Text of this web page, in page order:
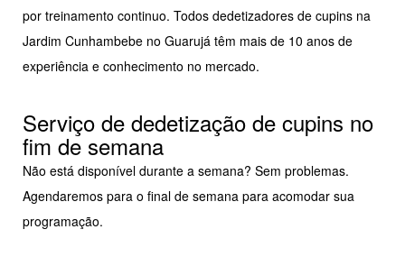
por treinamento continuo. Todos dedetizadores de cupins na
Jardim Cunhambebe no Guarujá têm mais de 10 anos de
experiência e conhecimento no mercado.
Serviço de dedetização de cupins no
fim de semana
Não está disponível durante a semana? Sem problemas.
Agendaremos para o final de semana para acomodar sua
programação.